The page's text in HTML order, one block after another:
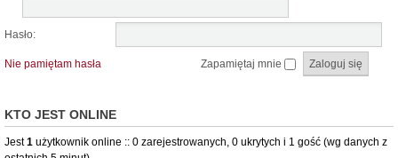
Hasło:
Nie pamiętam hasła Zapamiętaj mnie
KTO JEST ONLINE
Jest1 użytkownik online :: 0 zarejestrowanych, 0 ukrytych i 1 gość (wg danych z